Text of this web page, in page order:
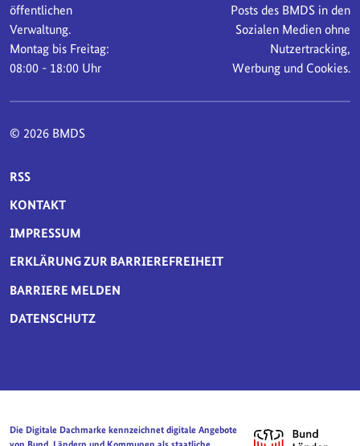
öffentlichen
Verwaltung.
Montag bis Freitag:
08:00 - 18:00 Uhr
Posts des BMDS in den
Sozialen Medien ohne
Nutzertracking,
Werbung und Cookies.
© 2026 BMDS
SERVICE-NAVIGATION FUSSBEREICH
RSS
KONTAKT
IMPRESSUM
ERKLÄRUNG ZUR BARRIEREFREIHEIT
BARRIERE MELDEN
DATENSCHUTZ
Die Digitale Dachmarke kennzeichnet digitale Angebote